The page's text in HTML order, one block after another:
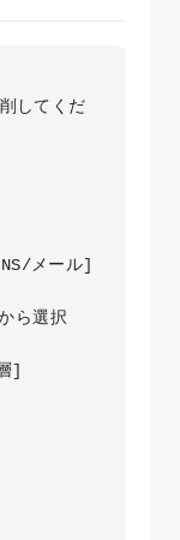
してくだ
メール]
ら選択
]